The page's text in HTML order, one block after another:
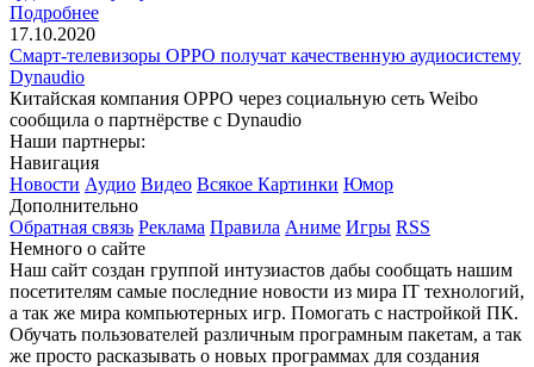
Подробнее
17.10.2020
Смарт-телевизоры OPPO получат качественную аудиосистему
Dynaudio
Китайская компания OPPO через социальную сеть Weibo
сообщила о партнёрстве с Dynaudio
Наши партнеры:
Навигация
Новости Аудио Видео Всякое Картинки Юмор
Дополнительно
Обратная связь Реклама Правила Аниме Игры RSS
Немного о сайте
Наш сайт создан группой интузиастов дабы сообщать нашим
посетителям самые последние новости из мира IT технологий,
а так же мира компьютерных игр. Помогать с настройкой ПК.
Обучать пользователей различным програмным пакетам, а так
же просто расказывать о новых программах для создания